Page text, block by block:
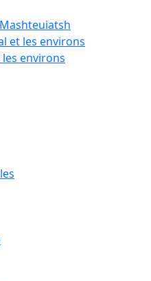
et les environs
environs